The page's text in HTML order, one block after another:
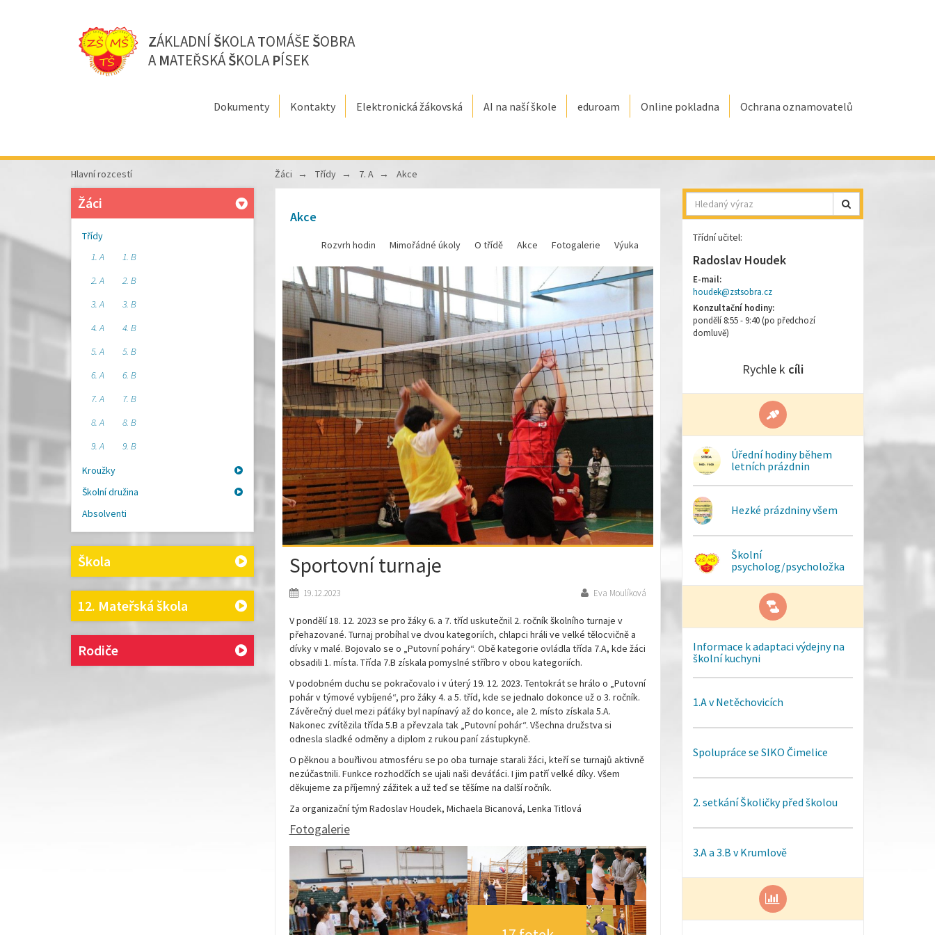
ZÁKLADNÍ ŠKOLATOMÁŠE ŠOBRA
AMATEŘSKÁŠKOLAPÍSEK
Dokumenty Kontakty Elektronická žákovská AI na naší škole eduroam Online pokladna Ochrana oznamovatelů
Hlavní rozcestí
Žáci
Třídy
1. A
1. B
2. A
2. B
3. A
3. B
4. A
4. B
5. A
5. B
6. A
6. B
7. A
7. B
8. A
8. B
9. A
9. B
Kroužky
Školní družina
Absolventi
Škola
12. Mateřská škola
Rodiče
Žáci Třídy 7. A Akce
Akce
Rozvrh hodin Mimořádné úkoly O třídě Akce Fotogalerie Výuka
Sportovní turnaje
Eva Moulíková
19.12.2023
V pondělí 18. 12. 2023 se pro žáky 6. a 7. tříd uskutečnil 2. ročník školního turnaje v
přehazované. Turnaj probíhal ve dvou kategoriích, chlapci hráli ve velké tělocvičně a
dívky v malé. Bojovalo se o „Putovní poháry“. Obě kategorie ovládla třída 7.A, kde žáci
obsadili 1. místa. Třída 7.B získala pomyslné stříbro v obou kategoriích.
V podobném duchu se pokračovalo i v úterý 19. 12. 2023. Tentokrát se hrálo o „Putovní
pohár v týmové vybíjené“, pro žáky 4. a 5. tříd, kde se jednalo dokonce už o 3. ročník.
Závěrečný duel mezi páťáky byl napínavý až do konce, ale 2. místo získala 5.A.
Nakonec zvítězila třída 5.B a převzala tak „Putovní pohár“. Všechna družstva si
odnesla sladké odměny a diplom z rukou paní zástupkyně.
O pěknou a bouřlivou atmosféru se po oba turnaje starali žáci, kteří se turnajů aktivně
nezúčastnili. Funkce rozhodčích se ujali naši deváťáci. I jim patří velké díky. Všem
děkujeme za příjemný zážitek a už teď se těšíme na další ročník.
Za organizační tým Radoslav Houdek, Michaela Bicanová, Lenka Titlová
Fotogalerie
Hledat
Třídní učitel:
Radoslav Houdek
E-mail:
houdek@zstsobra.cz
Konzultační hodiny:
pondělí 8:55 - 9:40 (po předchozí
domluvě)
Rychle k cíli
Úřední hodiny během
letních prázdnin
Hezké prázdniny všem
Školní
psycholog/psycholožka
Informace k adaptaci výdejny na
školní kuchyni
1.A v Netěchovicích
Spolupráce se SIKO Čimelice
2. setkání Školičky před školou
3.A a 3.B v Krumlově